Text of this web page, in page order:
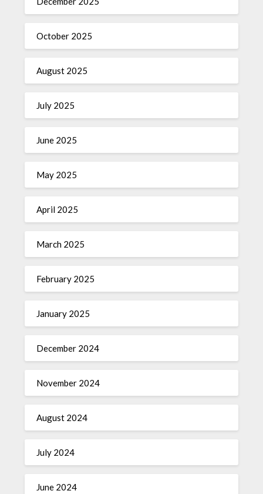
October 2025
August 2025
July 2025
June 2025
May 2025
April 2025
March 2025
February 2025
January 2025
December 2024
November 2024
August 2024
July 2024
June 2024